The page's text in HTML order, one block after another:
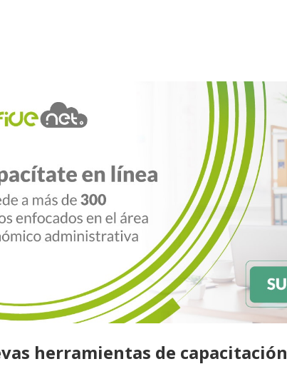
herramientas de capacitación